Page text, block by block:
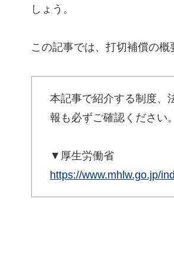
しょう。
この記事では、打切補償の
本記事で紹介する制度、
報も必ずご確認ください。
▼厚生労働省
https://www.mhlw.go.jp/